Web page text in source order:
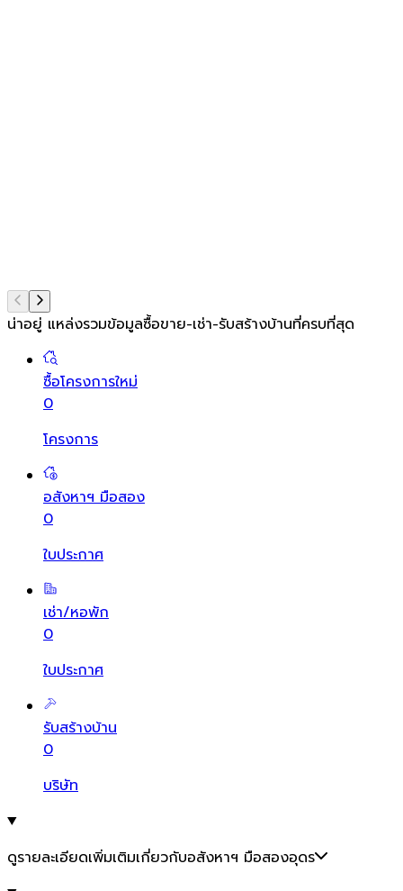
น่าอยู่ แหล่งรวมข้อมูลซื้อขาย-เช่า-รับสร้างบ้านที่ครบที่สุด
ซื้อโครงการใหม่
0
โครงการ
อสังหาฯ มือสอง
0
ใบประกาศ
เช่า/หอพัก
0
ใบประกาศ
รับสร้างบ้าน
0
บริษัท
ดูรายละเอียดเพิ่มเติมเกี่ยวกับอสังหาฯ มือสองอุดร